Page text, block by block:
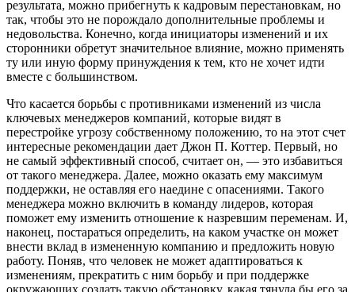
результата, можно прибегнуть к кадровым перестановкам, но
так, чтобы это не порождало дополнительные проблемы и
недовольства. Конечно, когда инициаторы изменений и их
сторонники обретут значительное влияние, можно применять
ту или иную форму принуждения к тем, кто не хочет идти
вместе с большинством.
Что касается борьбы с противниками изменений из числа
ключевых менеджеров компаний, которые видят в
перестройке угрозу собственному положению, то на этот счет
интересные рекомендации дает Джон П. Коттер. Первый, но
не самый эффективный способ, считает он, — это избавиться
от такого менеджера. Далее, можно оказать ему максимум
поддержки, не оставляя его наедине с опасениями. Такого
менеджера можно включить в команду лидеров, которая
поможет ему изменить отношение к назревшим переменам. И,
наконец, постараться определить, на каком участке он может
внести вклад в измененную компанию и предложить новую
работу. Поняв, что человек не может адаптироваться к
изменениям, прекратить с ним борьбу и при поддержке